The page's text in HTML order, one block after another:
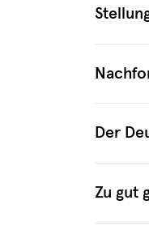
Der
Zu gut